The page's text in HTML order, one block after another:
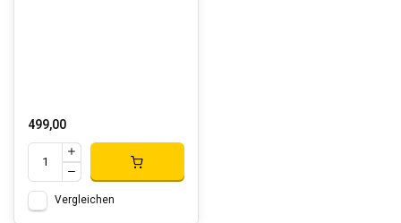
499,00
Vergleichen